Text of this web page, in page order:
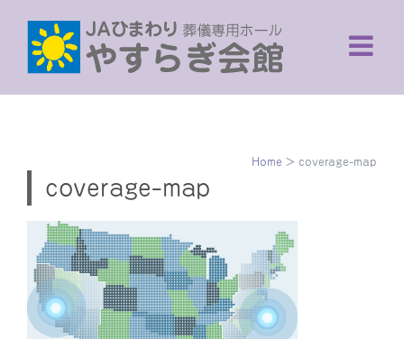
content
Home > coverage-map
coverage-map